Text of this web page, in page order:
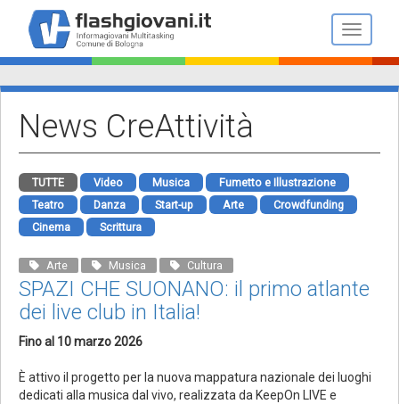
contenuto
principale
Toggle
News CreAttività
TUTTE Video Musica
Fumetto e Illustrazione
Teatro
Danza Start-up Arte
Crowdfunding
Cinema
Scrittura
Arte Musica Cultura
SPAZI CHE SUONANO: il primo atlante
dei live club in Italia!
Fino al 10 marzo 2026
È attivo il progetto per la nuova mappatura nazionale dei luoghi
dedicati alla musica dal vivo, realizzata da KeepOn LIVE e